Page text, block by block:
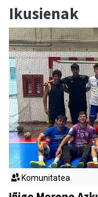
Ikusienak
Komunitatea